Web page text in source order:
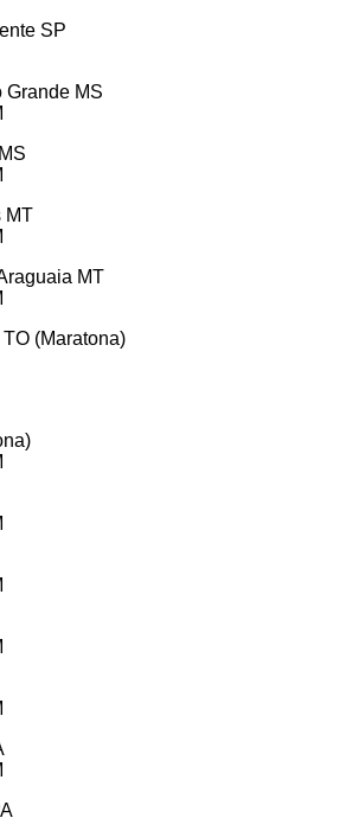
SP
Grande MS
MT
MT
(Maratona)